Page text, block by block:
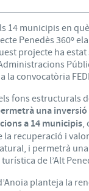
14 municipis en
Penedès 360º
projecte ha
convocatòria
fons estructurals
una inversió
a 14 municipis,
recuperació i
i permetrà
de l’Alt
planteja la